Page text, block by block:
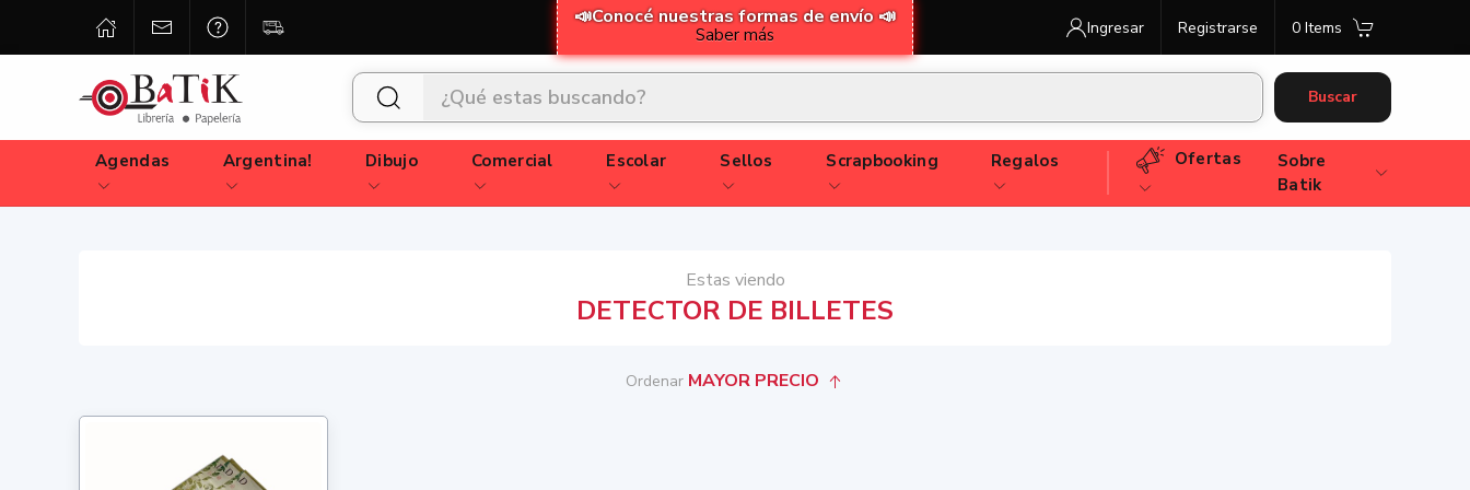
📣Conocé nuestras formas de envío 📣
Saber más Ingresar Registrarse 0 Items
Buscar
Agendas Argentina! Dibujo Comercial Escolar Sellos Scrapbooking Regalos Ofertas
Sobre
Batik
Estas viendo
DETECTOR DE BILLETES
Ordenar MAYOR PRECIO